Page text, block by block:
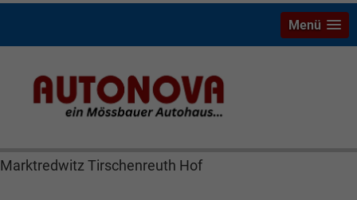
Skoda Kamiq Bayreuth Nützel Mössbauer Autonova
Brucker Räthel MGS Autohaus günstig Finanzierung
Marktredwitz Tirschenreuth Hof
Menü